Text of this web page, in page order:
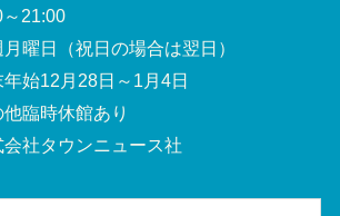
21:00
日（祝日の場合は翌日）
28日～1月4日
休館あり
社タウンニュース社